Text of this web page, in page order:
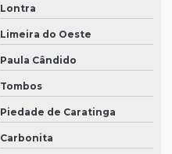
Lontra
Limeira do Oeste
Paula Cândido
Tombos
Piedade de Caratinga
Carbonita